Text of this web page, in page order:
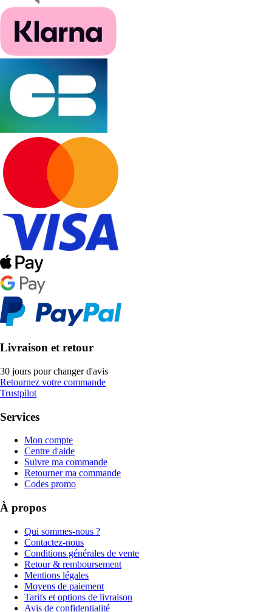
Livraison et retour
30 jours pour changer d'avis
Retournez votre commande
Trustpilot
Services
Mon compte
Centre d'aide
Suivre ma commande
Retourner ma commande
Codes promo
À propos
Qui sommes-nous ?
Contactez-nous
Conditions générales de vente
Retour & remboursement
Mentions légales
Moyens de paiement
Tarifs et options de livraison
Avis de confidentialité